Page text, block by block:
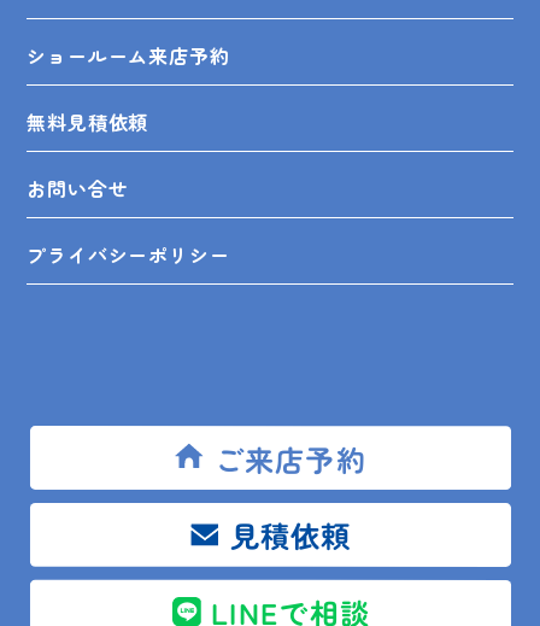
ご来店予約
見積依頼
LINEで相談
ショールーム来店予約
無料見積依頼
お問い合せ
プライバシーポリシー
木更津店 〒292-0055 木更津市朝日3-10-9
〒294-0054 館山市湊510-1
鴨川店 〒296-0001 鴨川市横渚283-1